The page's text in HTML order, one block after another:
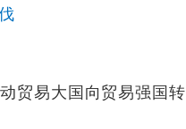
贸易大国向贸易强国转